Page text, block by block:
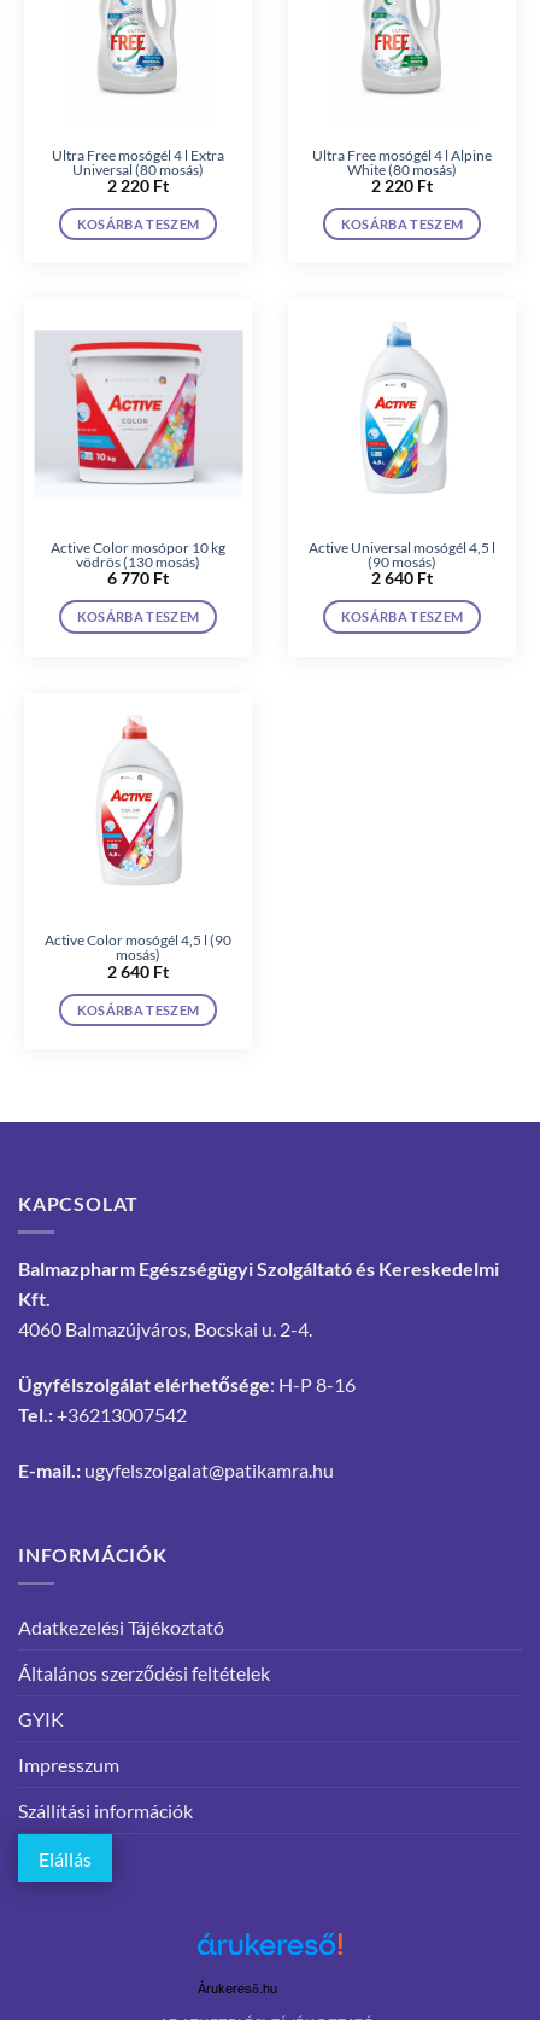
Ultra Free mosógél 4 l Extra
Universal (80 mosás)
2 220 Ft
KOSÁRBA TESZEM
Ultra Free mosógél 4 l Alpine
White (80 mosás)
2 220 Ft
KOSÁRBA TESZEM
Active Color mosópor 10 kg
vödrös (130 mosás)
6 770 Ft
KOSÁRBA TESZEM
Active Universal mosógél 4,5 l
(90 mosás)
2 640 Ft
KOSÁRBA TESZEM
Active Color mosógél 4,5 l (90
mosás)
2 640 Ft
KOSÁRBA TESZEM
KAPCSOLAT
Balmazpharm Egészségügyi Szolgáltató és Kereskedelmi
Kft.
4060 Balmazújváros, Bocskai u. 2-4.
Ügyfélszolgálat elérhetősége: H-P 8-16
Tel.:+36213007542
E-mail.: ugyfelszolgalat@patikamra.hu
INFORMÁCIÓK
Adatkezelési Tájékoztató
Általános szerződési feltételek
GYIK
Impresszum
Szállítási információk
Elállás
Árukereső.hu